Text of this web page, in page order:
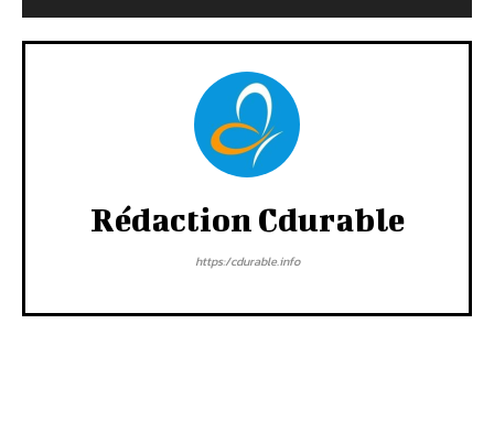
Rédaction Cdurable
https:/cdurable.info